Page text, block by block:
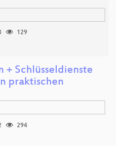
129
+ Schlüsseldienste
praktischen
294